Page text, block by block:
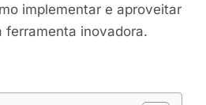
implementar e aproveitar
ferramenta inovadora.